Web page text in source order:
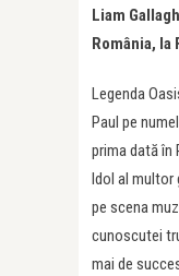
Liam
România, la
Legenda
Paul pe
prima dată în
Idol al multor
pe scena
cunoscutei
mai de